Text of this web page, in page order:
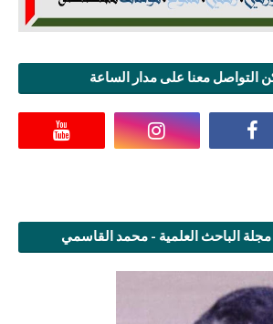
التواصل معنا على مدار الساعة
الباحث العلمية - محمد القاسمي